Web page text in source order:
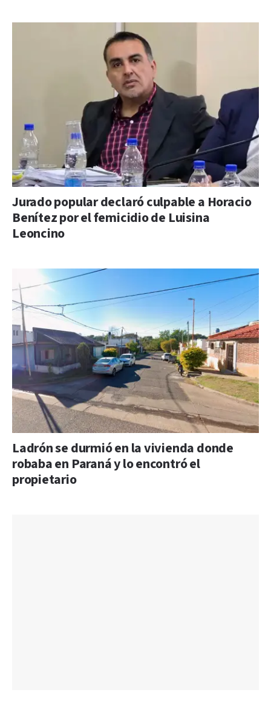
Jurado popular declaró culpable a Horacio
Benítez por el femicidio de Luisina
Leoncino
Ladrón se durmió en la vivienda donde
robaba en Paraná y lo encontró el
propietario